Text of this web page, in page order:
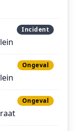
Incident
Ongeval
Ongeval